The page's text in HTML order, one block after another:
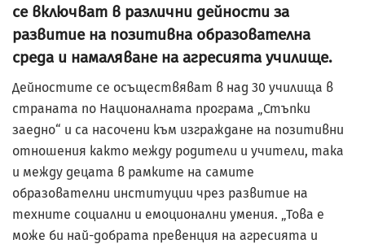
се включват в различни дейности за
развитие на позитивна образователна
среда и намаляване на агресията училище.
Дейностите се осъществяват в над 30 училища в
страната по Националната програма „Стъпки
заедно“ и са насочени към изграждане на позитивни
отношения както между родители и учители, така
и между децата в рамките на самите
образователни институции чрез развитие на
техните социални и емоционални умения. „Това е
може би най-добрата превенция на агресията и